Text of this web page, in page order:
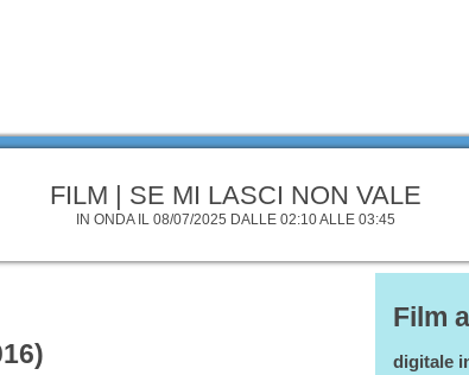
FILM | SE MI LASCI NON VALE
IN ONDA IL 08/07/2025 DALLE 02:10 ALLE 03:45
Film
digitale